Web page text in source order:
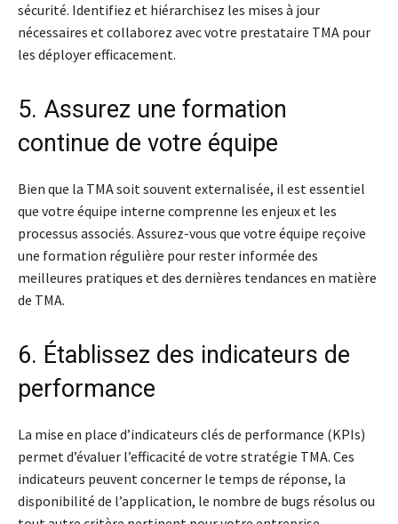
sécurité. Identifiez et hiérarchisez les mises à jour
nécessaires et collaborez avec votre prestataire TMA pour
les déployer efficacement.
5. Assurez une formation
continue de votre équipe
Bien que la TMA soit souvent externalisée, il est essentiel
que votre équipe interne comprenne les enjeux et les
processus associés. Assurez-vous que votre équipe reçoive
une formation régulière pour rester informée des
meilleures pratiques et des dernières tendances en matière
de TMA.
6. Établissez des indicateurs de
performance
La mise en place d’indicateurs clés de performance (KPIs)
permet d’évaluer l’efficacité de votre stratégie TMA. Ces
indicateurs peuvent concerner le temps de réponse, la
disponibilité de l’application, le nombre de bugs résolus ou